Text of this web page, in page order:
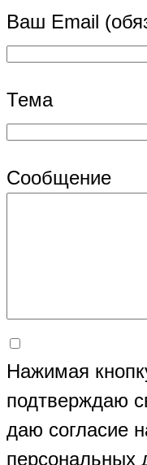
Ваш Email
Тема
Сообщение
Нажимая
подтверждаю
даю согласие
персональных